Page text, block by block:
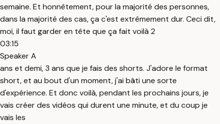
semaine. Et honnêtement, pour la majorité des personnes,
dans la majorité des cas, ça c'est extrêmement dur. Ceci dit,
moi, il faut garder en tête que ça fait voilà 2
03:15
Speaker A
ans et demi, 3 ans que je fais des shorts. J'adore le format
short, et au bout d'un moment, j'ai bâti une sorte
d'expérience. Et donc voilà, pendant les prochains jours, je
vais créer des vidéos qui durent une minute, et du coup je
vais les